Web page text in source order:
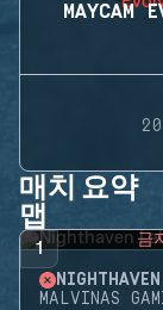
MAYCAM
매치 요약
맵
1 금
MALVINAS